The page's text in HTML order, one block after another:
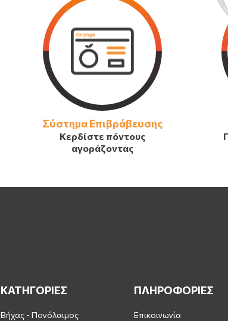
Σύστημα Επιβράβευσης
Κερδίστε πόντους
αγοράζοντας
ΚΑΤΗΓΟΡΙΕΣ
Βήχας - Πονόλαιμος
ΠΛΗΡΟΦΟΡΙΕΣ
Επικοινωνία